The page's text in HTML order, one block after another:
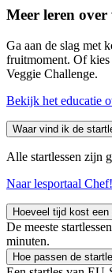
Meer leren over
Ga aan de slag met
fruitmoment. Of
Veggie Challenge.
Bekijk het educatie
Waar vind ik de
Alle startlessen zijn
Naar lesportaal Chef!
Hoeveel tijd kost
De meeste
minuten.
Hoe passen de